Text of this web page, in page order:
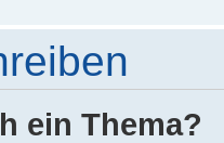
ein Thema?